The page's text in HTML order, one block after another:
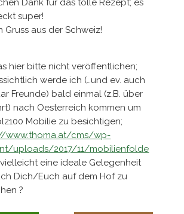
Dank für das tolle Rezept; es
super!
Gruss aus der Schweiz!
hier bitte nicht veröffentlichen;
werde ich (…und ev. auch
Freunde) bald einmal (z.B. über
nach Oesterreich kommen um
Mobilie zu besichtigen;
www.thoma.at/cms/wp-
uploads/2017/11/mobilienfolde
eine ideale Gelegenheit
Dich/Euch auf dem Hof zu
?